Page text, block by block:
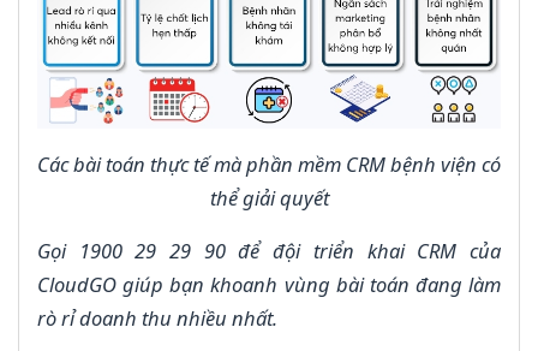
Các bài toán thực tế mà phần mềm CRM bệnh viện có
thể giải quyết
Gọi 1900 29 29 90 để đội triển khai CRM của
CloudGO giúp bạn khoanh vùng bài toán đang làm
rò rỉ doanh thu nhiều nhất.